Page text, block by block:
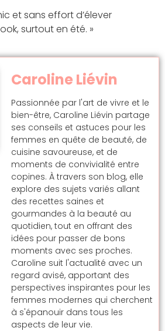
et sans effort d’élever
surtout en été. »
Caroline Liévin
Passionnée par l'art de vivre et le
bien-être, Caroline Liévin partage
ses conseils et astuces pour les
femmes en quête de beauté, de
cuisine savoureuse, et de
moments de convivialité entre
copines. À travers son blog, elle
explore des sujets variés allant
des recettes saines et
gourmandes à la beauté au
quotidien, tout en offrant des
idées pour passer de bons
moments avec ses proches.
Caroline suit l'actualité avec un
regard avisé, apportant des
perspectives inspirantes pour les
femmes modernes qui cherchent
à s'épanouir dans tous les
aspects de leur vie.